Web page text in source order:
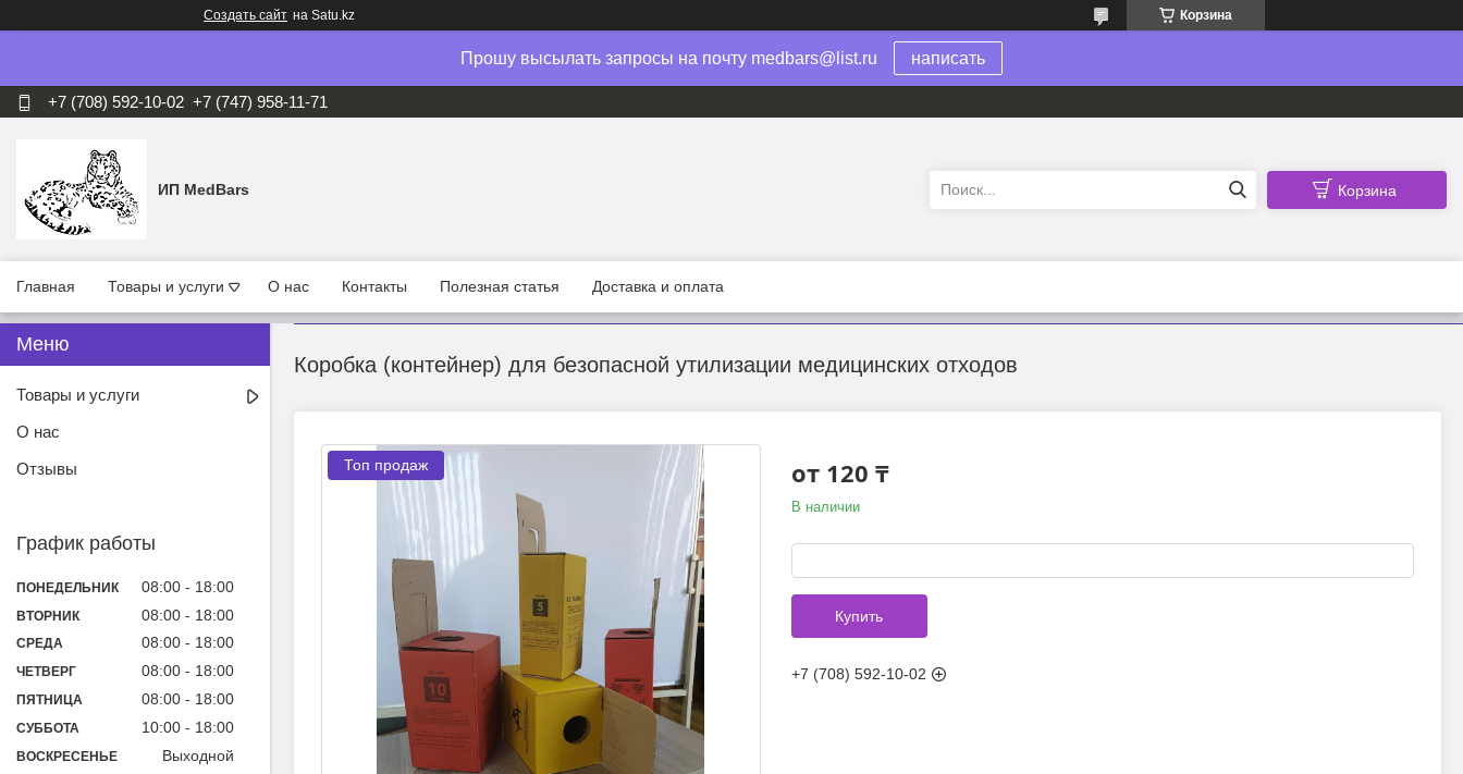
Создать сайт на Satu.kz Корзина
Прошу высылать запросы на почту medbars@list.ru написать
+7 (708) 592-10-02 +7 (747) 958-11-71
ИП MedBars Корзина
Главная Товары и услуги О нас Контакты Полезная статья Доставка и оплата
Коробка (контейнер) для безопасной утилизации медицинских отходов
Топ продаж от 120 ₸
В наличии
Купить
+7 (708) 592-10-02
Товары и услуги
О нас
Отзывы
График работы
ПОНЕДЕЛЬНИК 08:00 18:00
ВТОРНИК 08:00 18:00
СРЕДА 08:00 18:00
ЧЕТВЕРГ 08:00 18:00
ПЯТНИЦА 08:00 18:00
СУББОТА 10:00 18:00
ВОСКРЕСЕНЬЕ Выходной